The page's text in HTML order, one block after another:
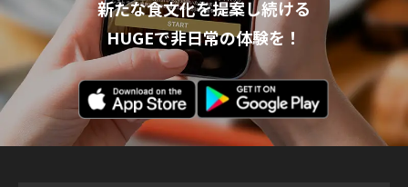
新たな食文化を提案し続ける
HUGEで非日常の体験を！